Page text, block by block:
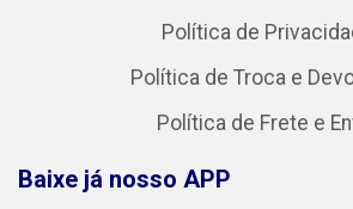
Política de
Política de Troca e
Política de Frete e
Baixe já nosso APP